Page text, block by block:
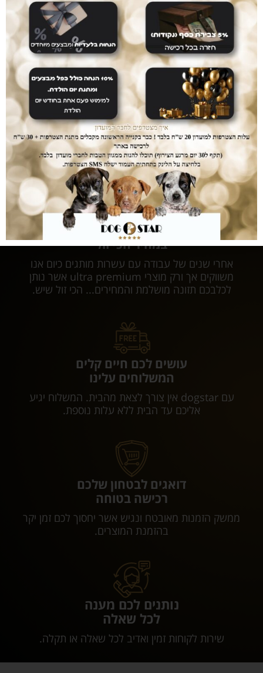
הוספה לסל
מק"טsat11
קטגוריותSatisfaction
,מזון לכלבים
מוצרים מובחרים
במחיר הכי זול
אחרי שנים של עבודה עם עשרות מותגים כיום אנו
משווקים אך ורק מוצרי ultra premium אשר נותן
לכלבכם תזונה מושלמת והמחירים... הכי זול שיש.
עושים לכם חיים קלים
המשלוחים עלינו
עם dogstar אין צורך לצאת מהבית. המשלוח יגיע
אליכם עד הבית ללא עלות נוספת.
דואגים לבטחון שלכם
רכישה בטוחה
ממשק הזמנות מאובטח ונגיש אשר יחסוך לכם זמן יקר
בהזמנת המוצרים.
נותנים לכם מענה
לכל שאלה
שירות לקוחות זמין ואדיב לכל שאלה או תקלה.